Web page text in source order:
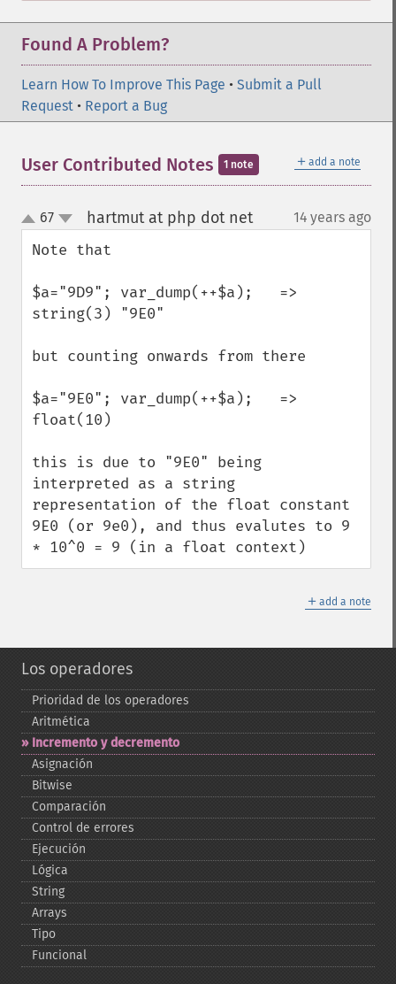
Found A Problem?
Learn How To Improve This Page • Submit a Pull
Request • Report a Bug
＋ add a note
User Contributed Notes 1 note
up
down
67 hartmut at php dot net¶ 14 years ago
Note that
$a="9D9"; var_dump(++$a);   =>
string(3) "9E0"
but counting onwards from there
$a="9E0"; var_dump(++$a);   =>
float(10)
this is due to "9E0" being
interpreted as a string
representation of the float constant
9E0 (or 9e0), and thus evalutes to 9
* 10^0 = 9 (in a float context)
＋ add a note
Los operadores
Prioridad de los operadores
Aritmética
Incremento y decremento
Asignación
Bitwise
Comparación
Control de errores
Ejecución
Lógica
String
Arrays
Tipo
Funcional